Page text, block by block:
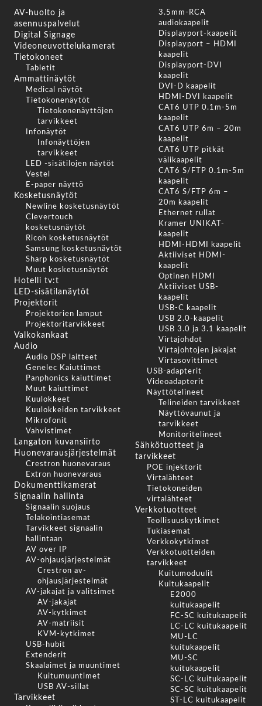
AV-huolto ja
asennuspalvelut
Digital Signage
Videoneuvottelukamerat
Tietokoneet
Tabletit
Ammattinäytöt
Medical näytöt
Tietokonenäytöt
Tietokonenäyttöjen
tarvikkeet
Infonäytöt
Infonäyttöjen
tarvikkeet
LED -sisätilojen näytöt
Vestel
E-paper näyttö
Kosketusnäytöt
Newline kosketusnäytöt
Clevertouch
kosketusnäytöt
Ricoh kosketusnäytöt
Samsung kosketusnäytöt
Sharp kosketusnäytöt
Muut kosketusnäytöt
Hotelli tv:t
LED-sisätilanäytöt
Projektorit
Projektorien lamput
Projektoritarvikkeet
Valkokankaat
Audio
Audio DSP laitteet
Genelec Kaiuttimet
Panphonics kaiuttimet
Muut kaiuttimet
Kuulokkeet
Kuulokkeiden tarvikkeet
Mikrofonit
Vahvistimet
Langaton kuvansiirto
Huonevarausjärjestelmät
Crestron huonevaraus
Extron huonevaraus
Dokumenttikamerat
Signaalin hallinta
Signaalin suojaus
Telakointiasemat
Tarvikkeet signaalin
hallintaan
AV over IP
AV-ohjausjärjestelmät
Crestron av-
ohjausjärjestelmät
AV-jakajat ja valitsimet
AV-jakajat
AV-kytkimet
AV-matriisit
KVM-kytkimet
USB-hubit
Extenderit
Skaalaimet ja muuntimet
Kuitumuuntimet
USB AV-sillat
Tarvikkeet
3.5mm-RCA
audiokaapelit
Displayport-kaapelit
Displayport – HDMI
kaapelit
Displayport-DVI
kaapelit
DVI-D kaapelit
HDMI-DVI kaapelit
CAT6 UTP 0.1m-5m
kaapelit
CAT6 UTP 6m – 20m
kaapelit
CAT6 UTP pitkät
välikaapelit
CAT6 S/FTP 0.1m-5m
kaapelit
CAT6 S/FTP 6m –
20m kaapelit
Ethernet rullat
Kramer UNIKAT-
kaapelit
HDMI-HDMI kaapelit
Aktiiviset HDMI-
kaapelit
Optinen HDMI
Aktiiviset USB-
kaapelit
USB-C kaapelit
USB 2.0-kaapelit
USB 3.0 ja 3.1 kaapelit
Virtajohdot
Virtajohtojen jakajat
Virtasovittimet
USB-adapterit
Videoadapterit
Näyttötelineet
Telineiden tarvikkeet
Näyttövaunut ja
tarvikkeet
Monitoritelineet
Sähkötuotteet ja
tarvikkeet
POE injektorit
Virtalähteet
Tietokoneiden
virtalähteet
Verkkotuotteet
Teollisuuskytkimet
Tukiasemat
Verkkokytkimet
Verkkotuotteiden
tarvikkeet
Kuitumoduulit
Kuitukaapelit
E2000
kuitukaapelit
FC-SC kuitukaapelit
LC-LC kuitukaapelit
MU-LC
kuitukaapelit
MU-SC
kuitukaapelit
SC-LC kuitukaapelit
SC-SC kuitukaapelit
ST-LC kuitukaapelit